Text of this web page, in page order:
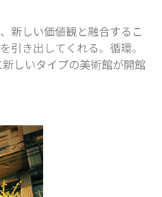
新しい価値観と融合するこ
引き出してくれる。循環。
しいタイプの美術館が開館